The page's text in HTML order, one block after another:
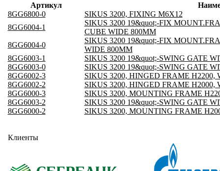
Артикул
8GG6800-0
SIKUS 3200, FIXING M6X12
8GG6004-1
SIKUS 3200 19&quot;-FIX
CUBE WIDE 800MM
8GG6004-0
SIKUS 3200 19&quot;-FIX
WIDE 800MM
8GG6003-1
SIKUS 3200 19&quot;-SWING GATE
8GG6003-0
SIKUS 3200 19&quot;-SWING GATE
8GG6002-3
SIKUS 3200, HINGED FRAME H2200,
8GG6002-2
SIKUS 3200, HINGED FRAME H2000,
8GG6000-3
SIKUS 3200, MOUNTING FRAME
8GG6003-2
SIKUS 3200 19&quot;-SWING GATE
8GG6000-2
SIKUS 3200, MOUNTING FRAME
Клиенты